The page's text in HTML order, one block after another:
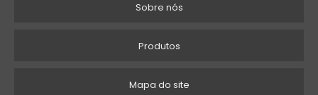
Sobre nós
Produtos
Mapa do site